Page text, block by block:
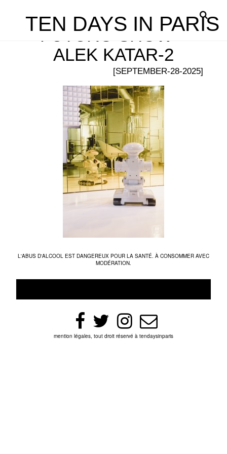
TEN DAYS IN PARIS
FUTURO SHOW –
ALEK KATAR-2
[SEPTEMBER-28-2025]
L'ABUS D'ALCOOL EST DANGEREUX POUR LA SANTÉ. À CONSOMMER AVEC
MODÉRATION.
mention légales, tout droit réservé à tendaysinparis